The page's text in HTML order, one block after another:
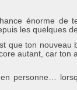
énorme de
les quelques
que ton nouveau
autant, car ton
personne…